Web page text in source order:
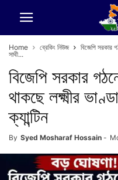
Home ব্রেকিং নিউজ
বিজেপি সরকার
সাথী...
বিজেপি সরকার
থাকছে লক্ষ্মীর
ক্যান্টিন
By Syed Mosharaf Hossain -